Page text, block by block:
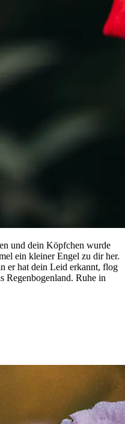
und dein Köpfchen wurde
ein kleiner Engel zu dir her.
er hat dein Leid erkannt, flog
Regenbogenland. Ruhe in